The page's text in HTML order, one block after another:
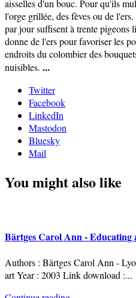
...
Twitter
Facebook
LinkedIn
Mastodon
Bluesky
Mail
You might also like
Bärtges Carol Ann - Educating
Authors : Bärtges Carol Ann -
art Year : 2003 Link download :...